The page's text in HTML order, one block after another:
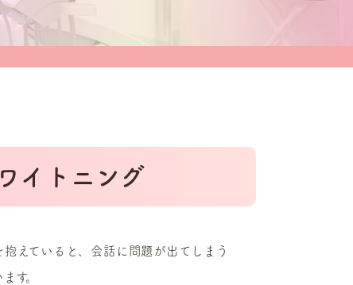
イトニング
えていると、会話に問題が出てしまう
す。